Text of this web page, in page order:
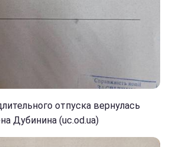
отпуска вернулась
Дубинина (uc.od.ua)